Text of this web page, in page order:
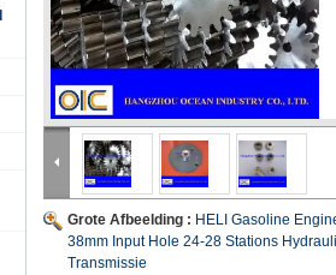
Grote Afbeelding : HELI Gasoline
38mm Input Hole 24-28 Stations
Transmissie